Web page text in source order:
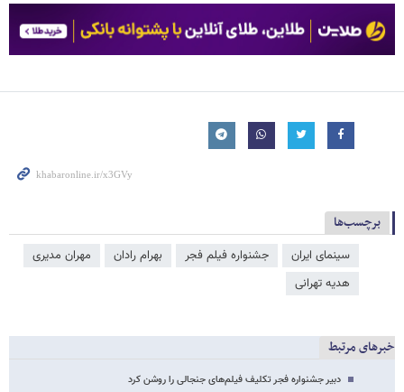
برچسب‌ها
سینمای ایران جشنواره فیلم فجر بهرام رادان
مهران مدیری
هدیه تهرانی
خبرهای مرتبط
دبیر جشنواره فجر تکلیف فیلم‌های جنجالی را روشن کرد